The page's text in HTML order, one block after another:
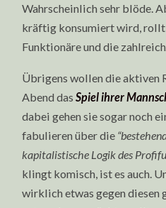
Wahrscheinlich sehr blöde.
kräftig konsumiert wird, rollt
Funktionäre und die
Übrigens wollen die aktiven
Abend dasSpiel ihrer
dabei gehen sie sogar noch
fabulieren über die
kapitalistische Logik des
klingt komisch, ist es auch.
wirklich etwas gegen diesen